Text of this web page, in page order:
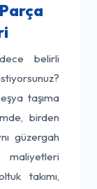
belirli
taşıma
birden
güzergah
maliyetleri
takımı,